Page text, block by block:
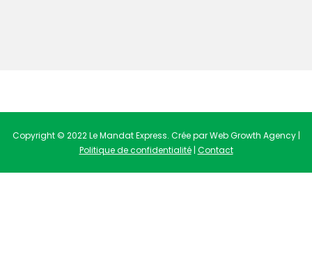
Copyright © 2022 Le Mandat Express. Crée par Web Growth Agency |
Politique de confidentialité| Contact